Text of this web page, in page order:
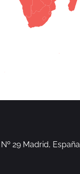
29 Madrid, España